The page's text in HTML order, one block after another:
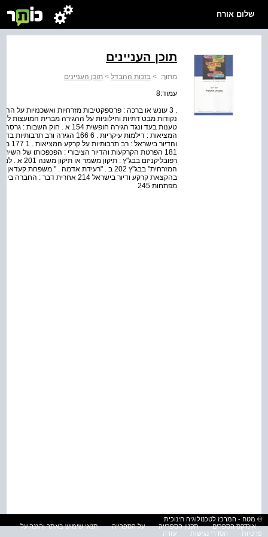
שלום אורח
תוכן העניינים
מתוך: > בזכות ההבדל > תוכן העניינים
עמוד:8
מפתחות 245
© מטח - המרכז לטכנולוגיה חינוכית
אינדקס הספרים
תקנון הספרייה על הספרייה
תנאי שימוש באתר והגנה על
פרטיות
הסדרי נגישות עזרה